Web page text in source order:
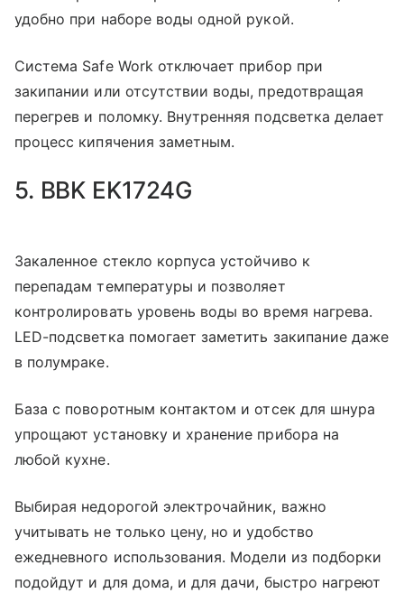
удобно при наборе воды одной рукой.
Система Safe Work отключает прибор при
закипании или отсутствии воды, предотвращая
перегрев и поломку. Внутренняя подсветка делает
процесс кипячения заметным.
5. BBK EK1724G
Закаленное стекло корпуса устойчиво к
перепадам температуры и позволяет
контролировать уровень воды во время нагрева.
LED-подсветка помогает заметить закипание даже
в полумраке.
База с поворотным контактом и отсек для шнура
упрощают установку и хранение прибора на
любой кухне.
Выбирая недорогой электрочайник, важно
учитывать не только цену, но и удобство
ежедневного использования. Модели из подборки
подойдут и для дома, и для дачи, быстро нагреют